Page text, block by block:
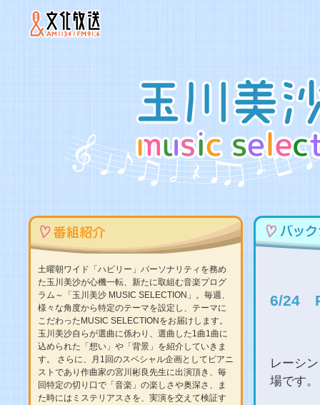
土曜朝ワイド「ハピリー」パーソナリティを務め
た玉川美沙が心機一転、新たに取組む音楽プログ
ラム～「玉川美沙 MUSIC SELECTION」。毎週、
様々な角度から特定のテーマを設定し、テーマに
こだわったMUSIC SELECTIONをお届けします。
玉川美沙自らが選曲に係わり、選曲した1曲1曲に
込められた「想い」や「背景」を紹介していきま
す。 さらに、月1回のスペシャル企画としてピアニ
ストであり作曲家の宮川彬良先生に出演頂き、毎
回特定の切り口で「音楽」の楽しさや奥深さ、ま
た時にはミステリアスさを、実演を交えて検証す
6/24
レーシ
場です。